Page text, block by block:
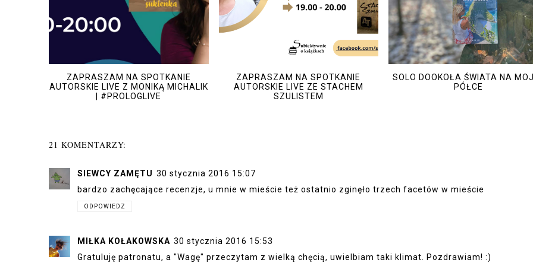
ZAPRASZAM NA SPOTKANIE
AUTORSKIE LIVE Z MONIKĄ MICHALIK
| #PROLOGLIVE
ZAPRASZAM NA SPOTKANIE
AUTORSKIE LIVE ZE STACHEM
SZULISTEM
SOLO DOOKOŁA ŚWIATA NA
PÓŁCE
21 KOMENTARZY:
SIEWCY ZAMĘTU 30 stycznia 2016 15:07
bardzo zachęcające recenzje, u mnie w mieście też ostatnio zginęło trzech facetów w mieście
ODPOWIEDZ
MIŁKA KOŁAKOWSKA 30 stycznia 2016 15:53
Gratuluję patronatu, a "Wagę" przeczytam z wielką chęcią, uwielbiam taki klimat. Pozdrawiam! :)